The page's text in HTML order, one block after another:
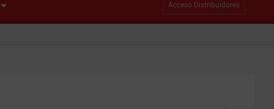
Acceso Distribuidores